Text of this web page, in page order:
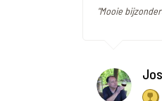
"Mooie